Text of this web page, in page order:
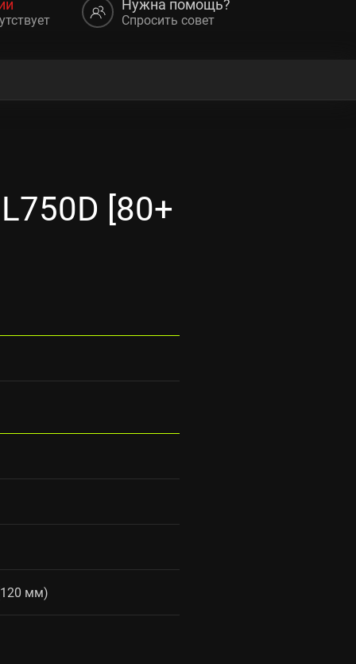
Нужна помощь?
Спросить совет
[80+
мм)